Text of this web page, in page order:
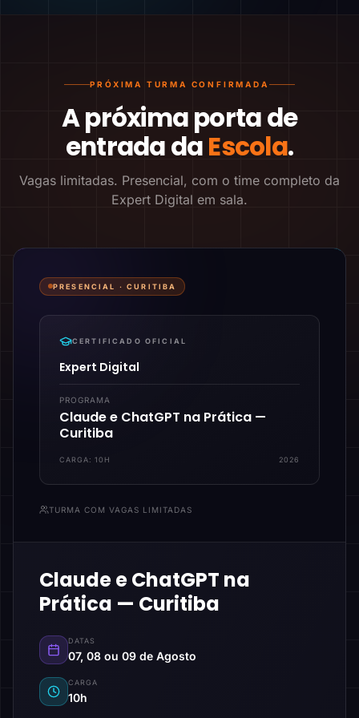
PRÓXIMA TURMA CONFIRMADA
A próxima porta de
entrada daEscola.
Vagas limitadas. Presencial, com o time completo da
Expert Digital em sala.
PRESENCIAL ·CURITIBA
CERTIFICADO OFICIAL
Expert Digital
PROGRAMA
Claude e ChatGPT na Prática —
Curitiba
CARGA:10H 2026
TURMA COM VAGAS LIMITADAS
Claude e ChatGPT na
Prática — Curitiba
DATAS
07, 08 ou 09 de Agosto
CARGA
10h